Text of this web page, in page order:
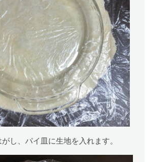
し、パイ皿に生地を入れます。